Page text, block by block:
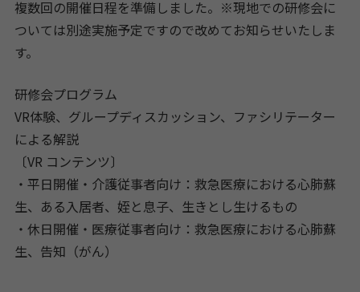
複数回の開催日程を準備しました。※現地での研修会に
ついては別途実施予定ですので改めてお知らせいたしま
す。
研修会プログラム
VR体験、グループディスカッション、ファシリテーター
による解説
〔VR コンテンツ〕
・平日開催・介護従事者向け：救急医療における心肺蘇
生、ある入居者、姪と息子、生きとし生けるもの
・休日開催・医療従事者向け：救急医療における心肺蘇
生、告知（がん）